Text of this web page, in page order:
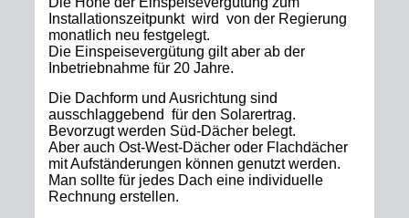
Installationszeitpunkt wird von der Regierung
monatlich neu festgelegt.
Die Einspeisevergütung gilt aber ab der
Inbetriebnahme für 20 Jahre.
Die Dachform und Ausrichtung sind
ausschlaggebend für den Solarertrag.
Bevorzugt werden Süd-Dächer belegt.
Aber auch Ost-West-Dächer oder Flachdächer
mit Aufständerungen können genutzt werden.
Man sollte für jedes Dach eine individuelle
Rechnung erstellen.